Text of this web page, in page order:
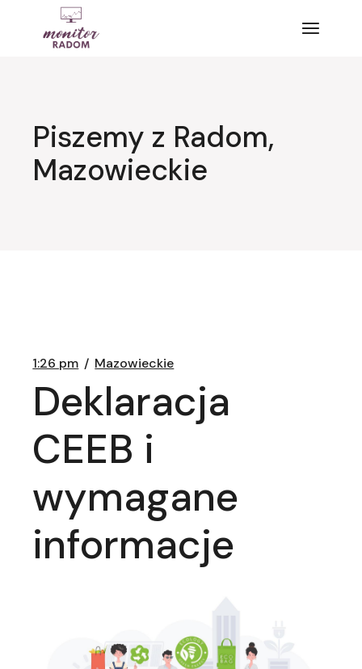
Piszemy z Radom,
Mazowieckie
1:26 pm Mazowieckie
Deklaracja
CEEB i
wymagane
informacje